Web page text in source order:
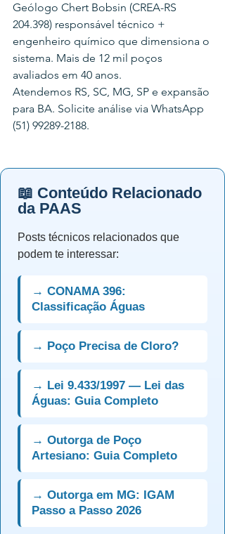
Geólogo Chert Bobsin (CREA-RS
204.398) responsável técnico +
engenheiro químico que dimensiona o
sistema. Mais de 12 mil poços
avaliados em 40 anos.
Atendemos RS, SC, MG, SP e expansão
para BA. Solicite análise via WhatsApp
(51) 99289-2188.
📖 Conteúdo Relacionado
da PAAS
Posts técnicos relacionados que
podem te interessar:
→ CONAMA 396:
Classificação Águas
→ Poço Precisa de Cloro?
→ Lei 9.433/1997 — Lei das
Águas: Guia Completo
→ Outorga de Poço
Artesiano: Guia Completo
→ Outorga em MG: IGAM
Passo a Passo 2026